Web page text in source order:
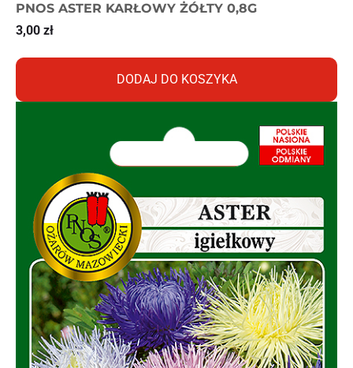
PNOS ASTER KARŁOWY ŻÓŁTY 0,8G
3,00 zł
DODAJ DO KOSZYKA